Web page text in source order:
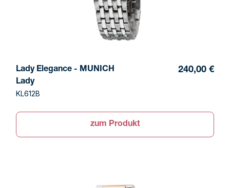
Lady Elegance - MUNICH
Lady
KL612B
240,00 €
zum Produkt